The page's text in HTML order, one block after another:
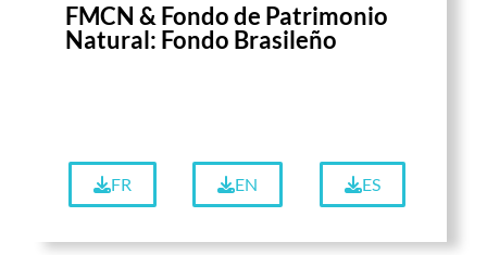
FMCN & Fondo de Patrimonio
Natural: Fondo Brasileño
FR EN ES